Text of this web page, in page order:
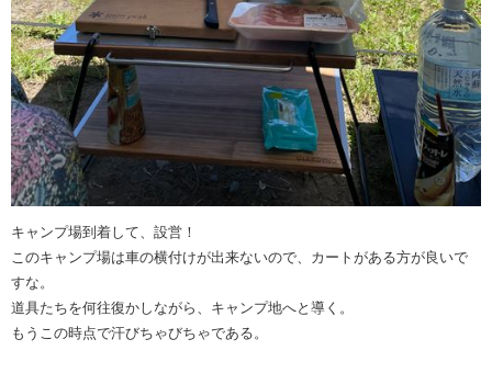
キャンプ場到着して、設営！
このキャンプ場は車の横付けが出来ないので、カートがある方が良いで
すな。
道具たちを何往復かしながら、キャンプ地へと導く。
もうこの時点で汗びちゃびちゃである。